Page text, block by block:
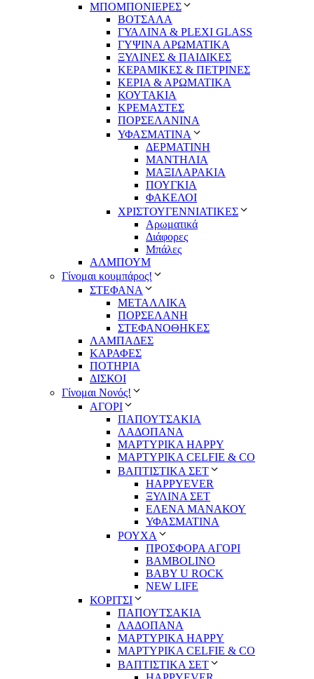
ΜΠΟΜΠΟΝΙΕΡΕΣ
ΒΟΤΣΑΛΑ
ΓΥΑΛΙΝΑ & PLEXI GLASS
ΓΥΨΙΝΑ ΑΡΩΜΑΤΙΚΑ
ΞΥΛΙΝΕΣ & ΠΑΙΔΙΚΕΣ
ΚΕΡΑΜΙΚΕΣ & ΠΕΤΡΙΝΕΣ
ΚΕΡΙΑ & ΑΡΩΜΑΤΙΚΑ
ΚΟΥΤΑΚΙΑ
ΚΡΕΜΑΣΤΕΣ
ΠΟΡΣΕΛΑΝΙΝΑ
ΥΦΑΣΜΑΤΙΝA
ΔΕΡΜΑΤΙΝΗ
ΜΑΝΤΗΛΙΑ
ΜΑΞΙΛΑΡΑΚΙΑ
ΠΟΥΓΚΙΑ
ΦΑΚΕΛΟΙ
ΧΡΙΣΤΟΥΓΕΝΝΙΑΤΙΚΕΣ
Αρωματικά
Διάφορες
Μπάλες
ΑΛΜΠΟΥΜ
Γίνομαι κουμπάρος!
ΣΤΕΦΑΝΑ
ΜΕΤΑΛΛΙΚΑ
ΠΟΡΣΕΛΑΝΗ
ΣΤΕΦΑΝΟΘΗΚΕΣ
ΛΑΜΠΑΔΕΣ
ΚΑΡΑΦΕΣ
ΠΟΤΗΡΙΑ
ΔΙΣΚΟΙ
Γίνομαι Νονός!
ΑΓΟΡΙ
ΠΑΠΟΥΤΣΑΚΙΑ
ΛΑΔΟΠΑΝΑ
ΜΑΡΤΥΡΙΚΑ HAPPY
ΜΑΡΤΥΡΙΚΑ CELFIE & CO
ΒΑΠΤΙΣΤΙΚΑ ΣΕΤ
HAPPYEVER
ΞΥΛΙΝΑ ΣΕΤ
ΕΛΕΝΑ ΜΑΝΑΚΟΥ
ΥΦΑΣΜΑΤΙΝΑ
ΡΟΥΧΑ
ΠΡΟΣΦΟΡΑ ΑΓΟΡΙ
BAMBOLINO
BABY U ROCK
NEW LIFE
ΚΟΡΙΤΣΙ
ΠΑΠΟΥΤΣΑΚΙΑ
ΛΑΔΟΠΑΝΑ
ΜΑΡΤΥΡΙΚΑ HAPPY
ΜΑΡΤΥΡΙΚΑ CELFIE & CO
ΒΑΠΤΙΣΤΙΚΑ ΣΕΤ